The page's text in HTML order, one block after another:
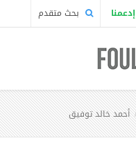
إدعمنا بحث متقدم
أحمد خالد توفيق